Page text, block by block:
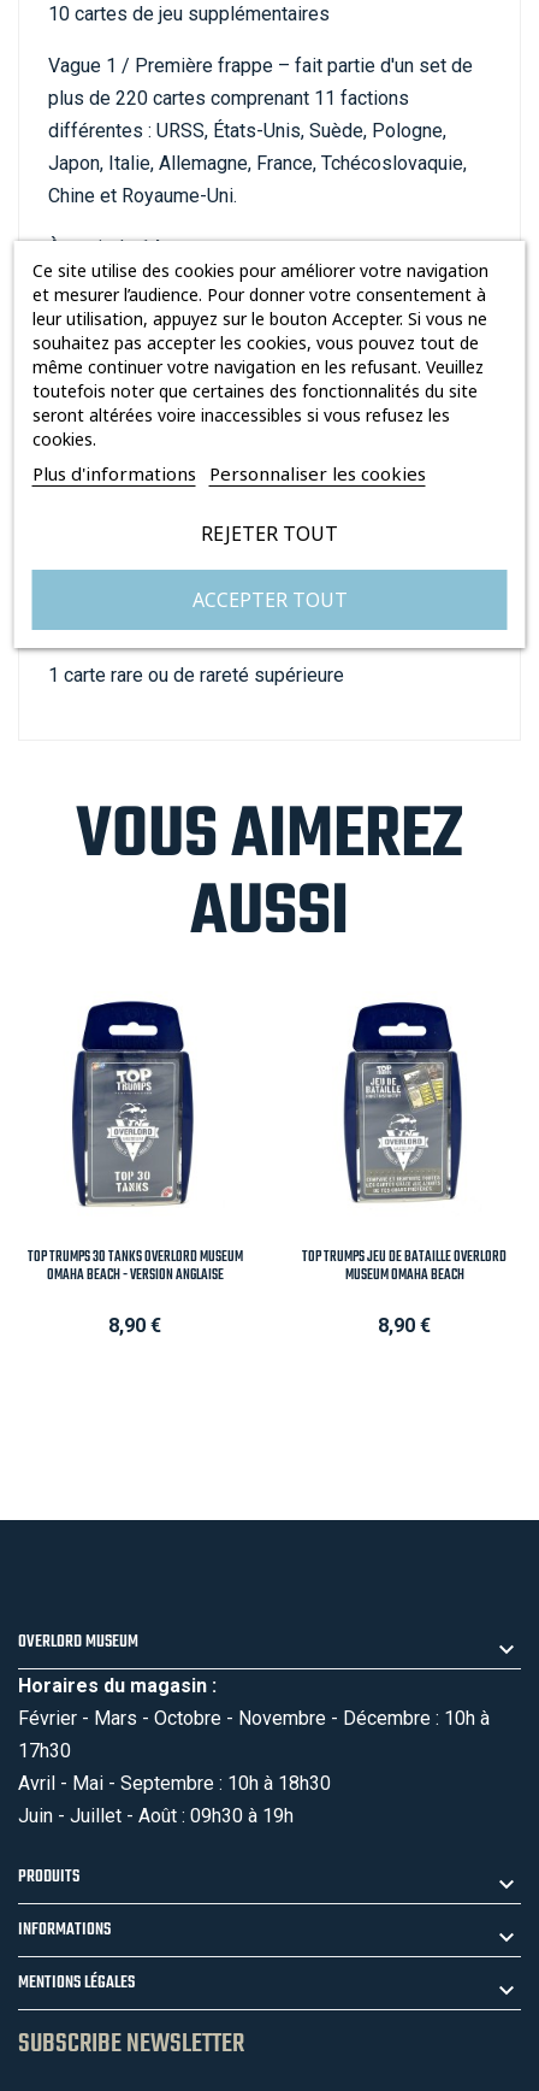
10 cartes de jeu supplémentaires
Vague 1 / Première frappe – fait partie d'un set de
plus de 220 cartes comprenant 11 factions
différentes : URSS, États-Unis, Suède, Pologne,
Japon, Italie, Allemagne, France, Tchécoslovaquie,
Chine et Royaume-Uni.
À partir de 14 ans
Extension uniquement – nécessite un deck de
démarrage World of Tanks : The Card Game pour
jouer
Contenu :
5 cartes communes
1 carte rare ou de rareté supérieure
VOUS AIMEREZ
AUSSI
TOP TRUMPS 30 TANKS OVERLORD MUSEUM
OMAHA BEACH - VERSION ANGLAISE
Prix
8,90 €
TOP TRUMPS JEU DE BATAILLE OVERLORD
MUSEUM OMAHA BEACH
Prix
8,90 €
OVERLORD MUSEUM
Horaires du magasin :
Février - Mars - Octobre - Novembre - Décembre : 10h à
17h30
Avril - Mai - Septembre : 10h à 18h30
Juin - Juillet - Août : 09h30 à 19h
PRODUITS
INFORMATIONS
MENTIONS LÉGALES
SUBSCRIBE NEWSLETTER
Ce site utilise des cookies pour améliorer votre navigation
et mesurer l’audience. Pour donner votre consentement à
leur utilisation, appuyez sur le bouton Accepter. Si vous ne
souhaitez pas accepter les cookies, vous pouvez tout de
même continuer votre navigation en les refusant. Veuillez
toutefois noter que certaines des fonctionnalités du site
seront altérées voire inaccessibles si vous refusez les
cookies.
Plus d'informations Personnaliser les cookies
REJETER TOUT
ACCEPTER TOUT